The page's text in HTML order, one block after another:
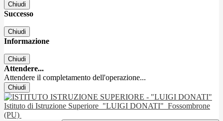
Chiudi
Successo
Chiudi
Informazione
Chiudi
Attendere...
Attendere il completamento dell'operazione...
Chiudi
Istituto di Istruzione Superiore "LUIGI DONATI" Fossombrone
(PU)